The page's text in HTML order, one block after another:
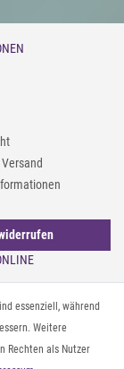
& kürzen
& UV-Schutz
Guide
essenziell, während
Weitere
Rechten als Nutzer